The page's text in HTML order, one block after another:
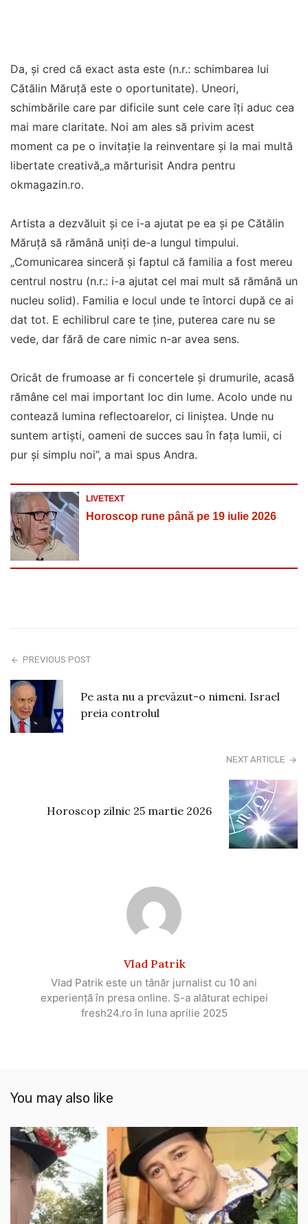
Da, și cred că exact asta este (n.r.: schimbarea lui
Cătălin Măruță este o oportunitate). Uneori,
schimbările care par dificile sunt cele care îți aduc cea
mai mare claritate. Noi am ales să privim acest
moment ca pe o invitație la reinventare și la mai multă
libertate creativă„a mărturisit Andra pentru
okmagazin.ro.
Artista a dezvăluit și ce i-a ajutat pe ea și pe Cătălin
Măruță să rămână uniți de-a lungul timpului.
„Comunicarea sinceră și faptul că familia a fost mereu
centrul nostru (n.r.: i-a ajutat cel mai mult să rămână un
nucleu solid). Familia e locul unde te întorci după ce ai
dat tot. E echilibrul care te ține, puterea care nu se
vede, dar fără de care nimic n-ar avea sens.
Oricât de frumoase ar fi concertele și drumurile, acasă
rămâne cel mai important loc din lume. Acolo unde nu
contează lumina reflectoarelor, ci liniștea. Unde nu
suntem artiști, oameni de succes sau în fața lumii, ci
pur și simplu noi”, a mai spus Andra.
LIVETEXT
Horoscop rune până pe 19 iulie 2026
PREVIOUS POST
Pe asta nu a prevăzut-o nimeni. Israel
preia controlul
NEXT ARTICLE
Horoscop zilnic 25 martie 2026
Vlad Patrik
Vlad Patrik este un tânăr jurnalist cu 10 ani
experiență în presa online. S-a alăturat echipei
fresh24.ro în luna aprilie 2025
You may also like